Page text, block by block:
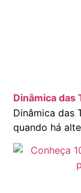
Dinâmica das
Dinâmica das
quando há